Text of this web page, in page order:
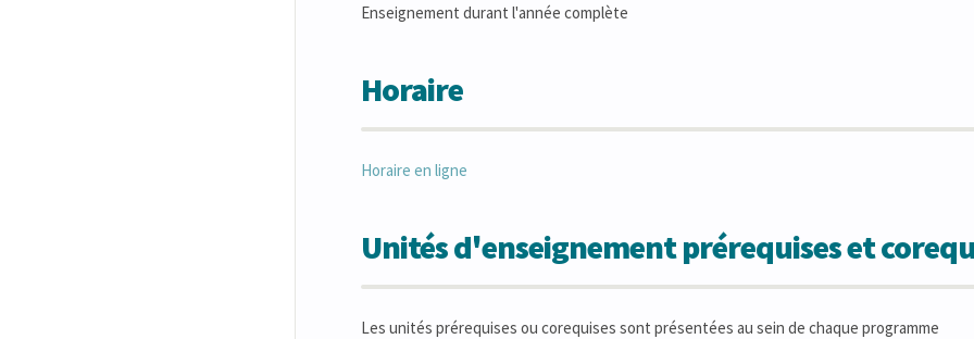
Enseignement durant l'année complète
Horaire
Horaire en ligne
Unités d'enseignement prérequises et
Les unités prérequises ou corequises sont présentées au sein de chaque programme